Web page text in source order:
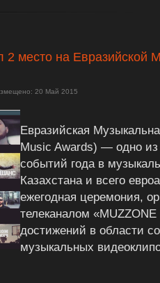
2 место на Евразийской
20 Май 2015
Евразийская
Music Awards) — одно
событий года в
Казахстана и всего
ежегодная церемония,
телеканалом
достижений в области
музыкальных